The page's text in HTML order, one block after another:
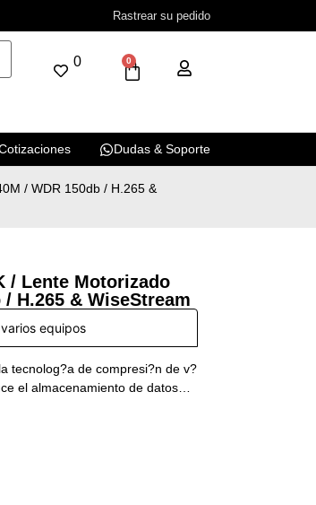
Rastrear su pedido
0 0
Dudas & Soporte
/ WDR 150db / H.265 &
/ Lente Motorizado
H.265 & WiseStream
equipos
tecnolog?a de compresi?n de v?
el almacenamiento de datos…